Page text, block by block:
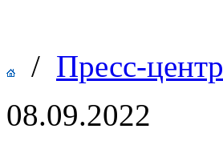
/ Пресс-центр
08.09.2022